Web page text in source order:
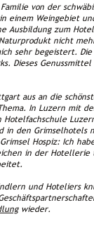
von der
einem Weingebiet
Ausbildung zum
nicht
sehr begeistert.
Dieses
aus an die
In Luzern mit
in den Grimselhotels
Hospiz: Ich
in der Hotellerie
und Hoteliers
wieder.